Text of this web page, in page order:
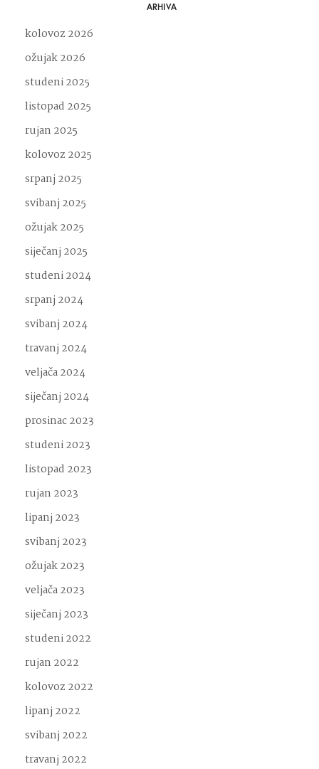
ARHIVA
kolovoz 2026
ožujak 2026
studeni 2025
listopad 2025
rujan 2025
kolovoz 2025
srpanj 2025
svibanj 2025
ožujak 2025
siječanj 2025
studeni 2024
srpanj 2024
svibanj 2024
travanj 2024
veljača 2024
siječanj 2024
prosinac 2023
studeni 2023
listopad 2023
rujan 2023
lipanj 2023
svibanj 2023
ožujak 2023
veljača 2023
siječanj 2023
studeni 2022
rujan 2022
kolovoz 2022
lipanj 2022
svibanj 2022
travanj 2022